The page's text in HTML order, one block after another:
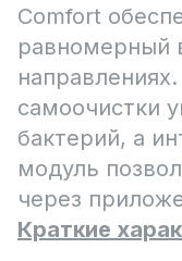
Comfort
равномерный
самоочистки
бактерий, а
модуль
через
Краткие